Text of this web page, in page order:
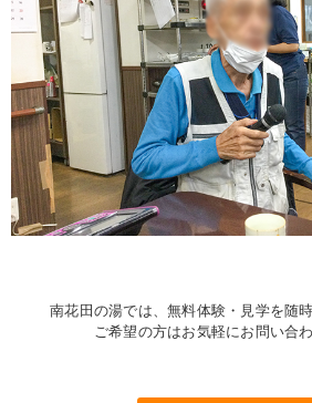
南花田の湯では、無料体験・見学を随
ご希望の方はお気軽にお問い合